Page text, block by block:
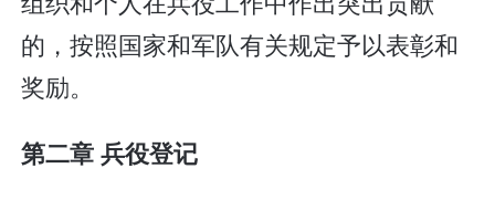
的，按照国家和军队有关规定予以表彰和
奖励。
第二章 兵役登记